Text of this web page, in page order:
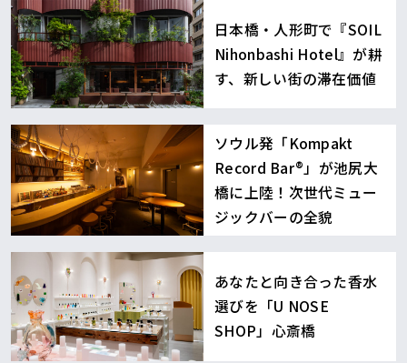
日本橋・人形町で『SOIL
Nihonbashi Hotel』が耕
す、新しい街の滞在価値
ソウル発「Kompakt
Record Bar®︎」が池尻大
橋に上陸！次世代ミュー
ジックバーの全貌
あなたと向き合った香水
選びを「U NOSE
SHOP」心斎橋